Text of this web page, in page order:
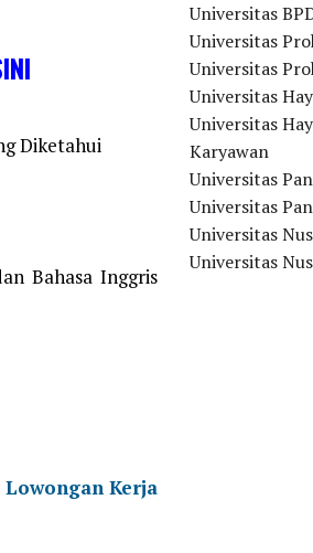
Diketahui
Bahasa Inggris
Lowongan Kerja
Universitas
Universitas
Universitas
Universitas
Universitas
Karyawan
Universitas
Universitas
Universitas
Universitas